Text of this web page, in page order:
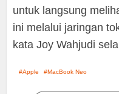
untuk langsung
ini melalui jaringan
kata Joy Wahjudi
Apple MacBook Neo